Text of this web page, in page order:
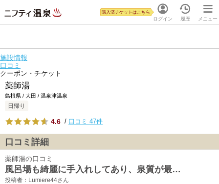
ログイン
購入済チケットはこちら
履歴 メニュー
施設情報
口コミ
クーポン・チケット
薬師湯
島根県 / 大田 / 温泉津温泉
日帰り
4.6 / 口コミ 47件
口コミ詳細
薬師湯の口コミ
風呂場も綺麗に手入れしてあり、泉質が最…
投稿者：Lumiere44さん